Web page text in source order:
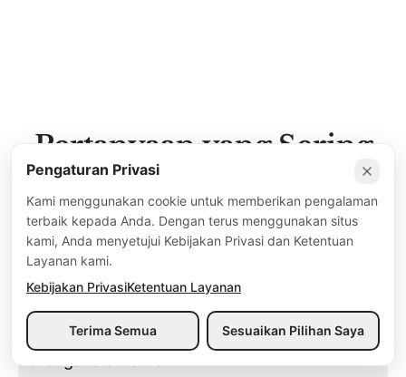
Pertanyaan yang Sering
Diajukan
Semua yang perlu Anda ketahui tentang Codia
AI Screenshot to Design
Seberapa akurat pengenalan AI untuk
Pengaturan Privasi
Kami menggunakan cookie untuk memberikan pengalaman
terbaik kepada Anda. Dengan terus menggunakan situs
kami, Anda menyetujui Kebijakan Privasi dan Ketentuan
Layanan kami.
Kebijakan PrivasiKetentuan Layanan
Terima Semua Sesuaikan Pilihan Saya